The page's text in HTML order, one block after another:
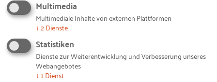
NACHNAME
Multimedia
Multimediale Inhalte von externen Plattformen
↓ 2Dienste
Statistiken
Dienste zur Weiterentwicklung und Verbesserung unseres
Webangebotes
↓ 1 Dienst